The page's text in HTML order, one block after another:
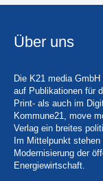
Über uns
Die K21 media
auf Publikationen für
Print- als auch im
Kommune21, move
Verlag ein breites
Im Mittelpunkt
Modernisierung der
Energiewirtschaft.